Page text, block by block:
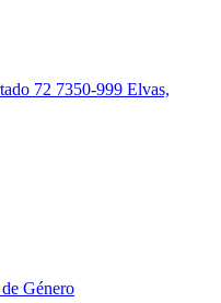
72 7350-999 Elvas,
Género